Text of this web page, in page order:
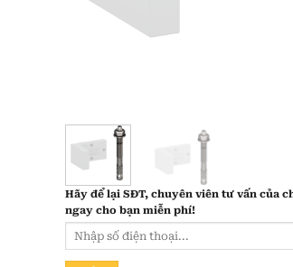
Hãy để lại SĐT, chuyên viên tư vấn của
ngay cho bạn miễn phí!